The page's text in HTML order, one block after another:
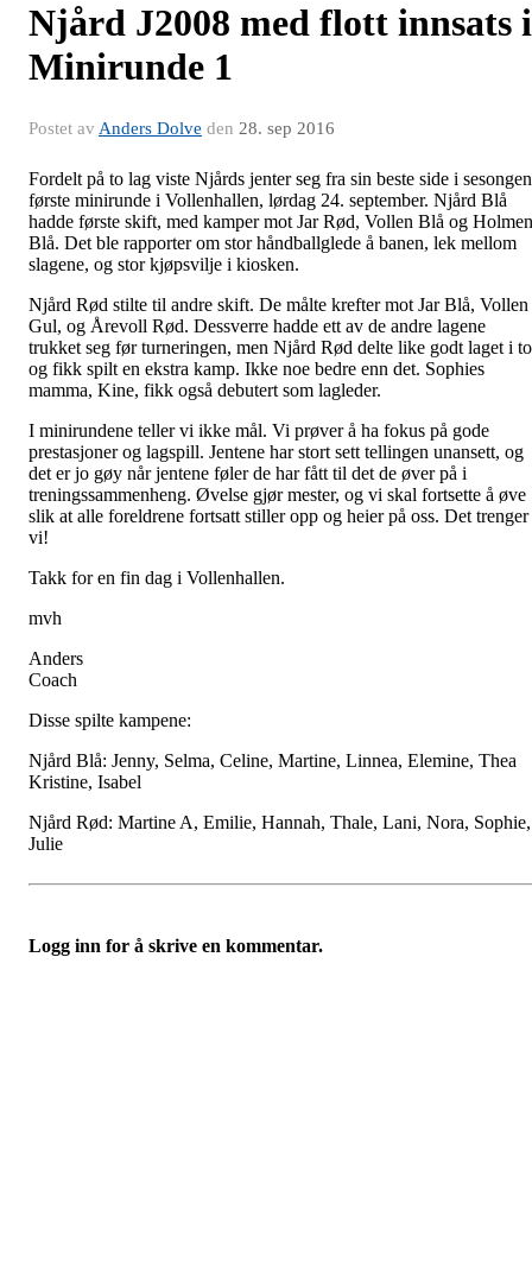
Njård J2008 med flott innsats i
Minirunde 1
Postet av Anders Dolve den 28. sep 2016
Fordelt på to lag viste Njårds jenter seg fra sin beste side i
første minirunde i Vollenhallen, lørdag 24. september. Njård Blå
hadde første skift, med kamper mot Jar Rød, Vollen Blå og Holmen
Blå. Det ble rapporter om stor håndballglede å banen, lek mellom
slagene, og stor kjøpsvilje i kiosken.
Njård Rød stilte til andre skift. De målte krefter mot Jar Blå, Vollen
Gul, og Årevoll Rød. Dessverre hadde ett av de andre lagene
trukket seg før turneringen, men Njård Rød delte like godt laget i to
og fikk spilt en ekstra kamp. Ikke noe bedre enn det. Sophies
mamma, Kine, fikk også debutert som lagleder.
I minirundene teller vi ikke mål. Vi prøver å ha fokus på gode
prestasjoner og lagspill. Jentene har stort sett tellingen unansett, og
det er jo gøy når jentene føler de har fått til det de øver på i
treningssammenheng. Øvelse gjør mester, og vi skal fortsette å øve
slik at alle foreldrene fortsatt stiller opp og heier på oss. Det trenger
vi!
Takk for en fin dag i Vollenhallen.
mvh
Anders
Coach
Disse spilte kampene:
Njård Blå: Jenny, Selma, Celine, Martine, Linnea, Elemine, Thea
Kristine, Isabel
Njård Rød: Martine A, Emilie, Hannah, Thale, Lani, Nora, Sophie,
Julie
Logg inn for å skrive en kommentar.